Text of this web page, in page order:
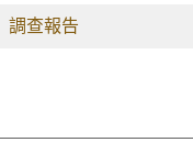
調查報告